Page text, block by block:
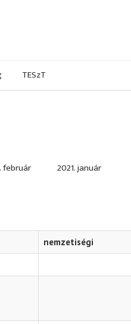
TESzT
február 2021. január
nemzetiségi